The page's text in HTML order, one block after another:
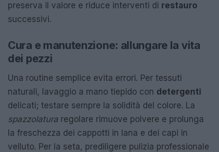
preserva il valore e riduce interventi di restauro
successivi.
Cura e manutenzione: allungare la vita
dei pezzi
Una routine semplice evita errori. Per tessuti
naturali, lavaggio a mano tiepido con detergenti
delicati; testare sempre la solidità del colore. La
spazzolatura regolare rimuove polvere e prolunga
la freschezza dei cappotti in lana e dei capi in
velluto. Per la seta, prediligere pulizia professionale